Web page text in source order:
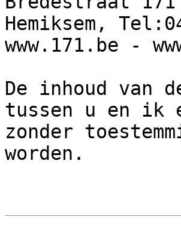
Hemiksem,
www.171.be -
De inhoud van
tussen u en ik
zonder
worden.